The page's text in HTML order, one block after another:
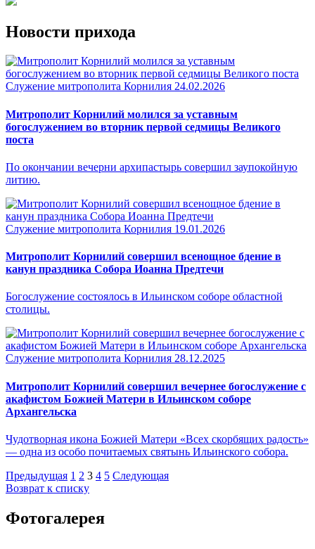
Новости прихода
Служение митрополита Корнилия 24.02.2026
Митрополит Корнилий молился за уставным
богослужением во вторник первой седмицы Великого
поста
По окончании вечерни архипастырь совершил заупокойную
литию.
Служение митрополита Корнилия 19.01.2026
Митрополит Корнилий совершил всенощное бдение в
канун праздника Собора Иоанна Предтечи
Богослужение состоялось в Ильинском соборе областной
столицы.
Служение митрополита Корнилия 28.12.2025
Митрополит Корнилий совершил вечернее богослужение с
акафистом Божией Матери в Ильинском соборе
Архангельска
Чудотворная икона Божией Матери «Всех скорбящих радость»
— одна из особо почитаемых святынь Ильинского собора.
Предыдущая 1 2 3 4 5 Следующая
Возврат к списку
Фотогалерея